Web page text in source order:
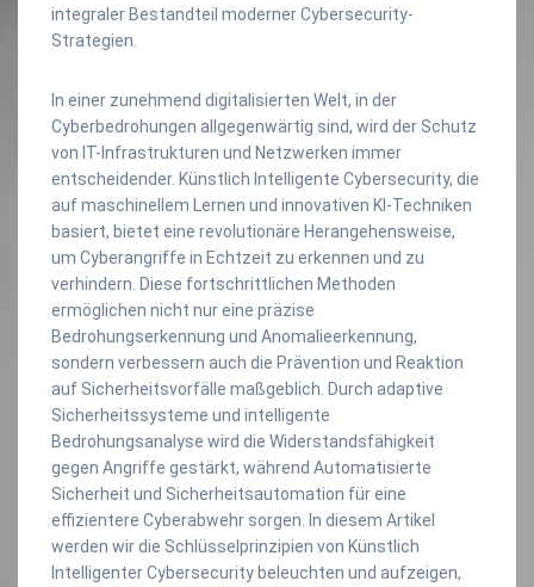
integraler Bestandteil moderner Cybersecurity-
Strategien.
In einer zunehmend digitalisierten Welt, in der
Cyberbedrohungen allgegenwärtig sind, wird der Schutz
von IT-Infrastrukturen und Netzwerken immer
entscheidender. Künstlich Intelligente Cybersecurity, die
auf maschinellem Lernen und innovativen KI-Techniken
basiert, bietet eine revolutionäre Herangehensweise,
um Cyberangriffe in Echtzeit zu erkennen und zu
verhindern. Diese fortschrittlichen Methoden
ermöglichen nicht nur eine präzise
Bedrohungserkennung und Anomalieerkennung,
sondern verbessern auch die Prävention und Reaktion
auf Sicherheitsvorfälle maßgeblich. Durch adaptive
Sicherheitssysteme und intelligente
Bedrohungsanalyse wird die Widerstandsfähigkeit
gegen Angriffe gestärkt, während Automatisierte
Sicherheit und Sicherheitsautomation für eine
effizientere Cyberabwehr sorgen. In diesem Artikel
werden wir die Schlüsselprinzipien von Künstlich
Intelligenter Cybersecurity beleuchten und aufzeigen,